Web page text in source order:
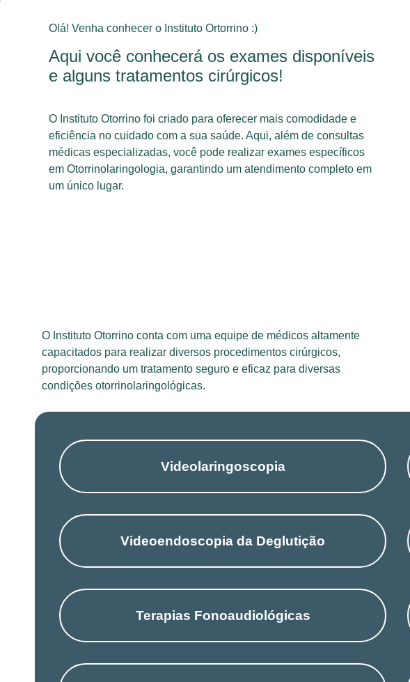
Olá! Venha conhecer o Instituto Ortorrino :)
Aqui você conhecerá os exames disponíveis
e alguns tratamentos cirúrgicos!
O Instituto Otorrino foi criado para oferecer mais comodidade e
eficiência no cuidado com a sua saúde. Aqui, além de consultas
médicas especializadas, você pode realizar exames específicos
em Otorrinolaringologia, garantindo um atendimento completo em
um único lugar.
O Instituto Otorrino conta com uma equipe de médicos altamente
capacitados para realizar diversos procedimentos cirúrgicos,
proporcionando um tratamento seguro e eficaz para diversas
condições otorrinolaringológicas.
Videolaringoscopia
Videoendoscopia da Deglutição
Terapias Fonoaudiológicas